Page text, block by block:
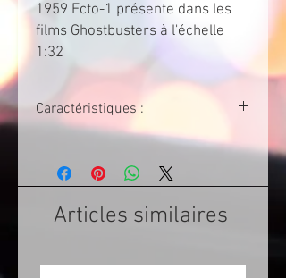
1959 Ecto-1 présente dans les
films Ghostbusters à l'échelle
1:32
Caractéristiques :
Articles similaires